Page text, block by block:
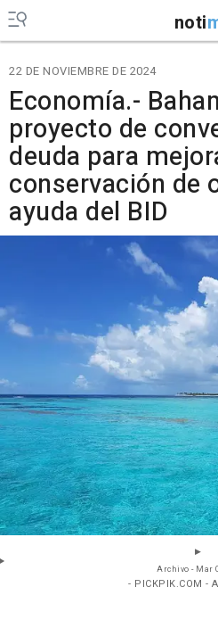
noti
22 DE NOVIEMBRE DE 2024
Economía.-
proyecto de
deuda para
conservación de
ayuda del BID
Archivo - Mar
- PICKPIK.COM -